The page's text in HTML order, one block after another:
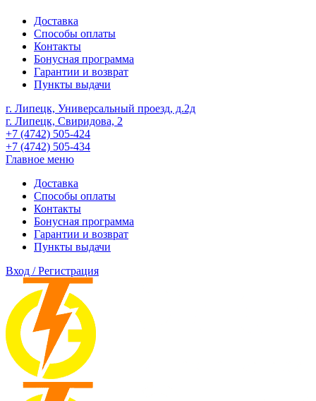
Доставка
Способы оплаты
Контакты
Бонусная программа
Гарантии и возврат
Пункты выдачи
г. Липецк, Универсальный проезд, д.2д
г. Липецк, Свиридова, 2
+7 (4742) 505-424
+7 (4742) 505-434
Главное меню
Доставка
Способы оплаты
Контакты
Бонусная программа
Гарантии и возврат
Пункты выдачи
Вход / Регистрация